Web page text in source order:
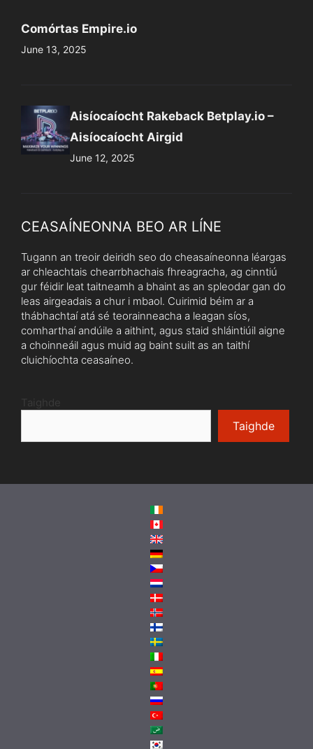
Comórtas Empire.io
June 13, 2025
Aisíocaíocht Rakeback Betplay.io –
Aisíocaíocht Airgid
June 12, 2025
CEASAÍNEONNA BEO AR LÍNE
Tugann an treoir deiridh seo do cheasaíneonna léargas
ar chleachtais chearrbhachais fhreagracha, ag cinntiú
gur féidir leat taitneamh a bhaint as an spleodar gan do
leas airgeadais a chur i mbaol. Cuirimid béim ar a
thábhachtaí atá sé teorainneacha a leagan síos,
comharthaí andúile a aithint, agus staid shláintiúil aigne
a choinneáil agus muid ag baint suilt as an taithí
cluichíochta ceasaíneo.
Taighde
Taighde